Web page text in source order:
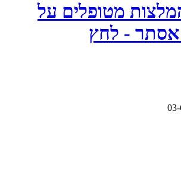
0 המלצות מטופלים על
אסתר - לחץ